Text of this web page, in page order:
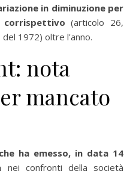
in diminuzione per
corrispettivo(articolo 26,
del 1972) oltre l'anno.
nota
mancato
ha emesso, in data 14
nei confronti della società